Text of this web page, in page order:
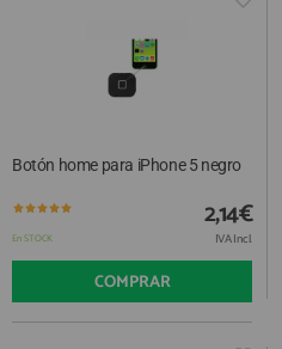
Botón home para iPhone 5 negro
En STOCK
2,14€
IVA Incl.
COMPRAR